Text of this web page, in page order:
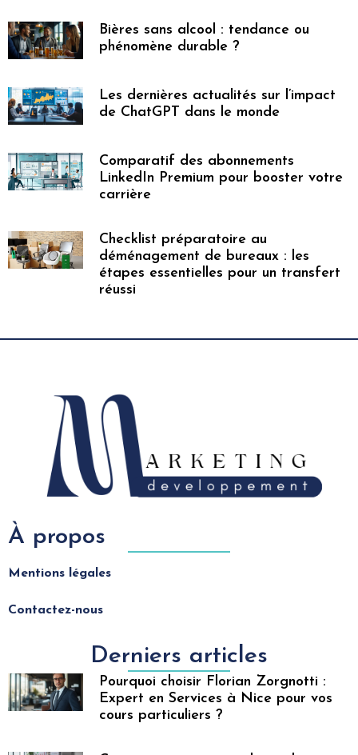
Bières sans alcool : tendance ou
phénomène durable ?
Les dernières actualités sur l’impact
de ChatGPT dans le monde
Comparatif des abonnements
LinkedIn Premium pour booster votre
carrière
Checklist préparatoire au
déménagement de bureaux : les
étapes essentielles pour un transfert
réussi
À propos
Mentions légales
Contactez-nous
Derniers articles
Pourquoi choisir Florian Zorgnotti :
Expert en Services à Nice pour vos
cours particuliers ?